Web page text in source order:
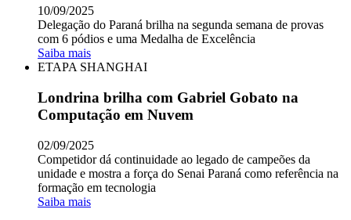
10/09/2025
Delegação do Paraná brilha na segunda semana de provas
com 6 pódios e uma Medalha de Excelência
Saiba mais
ETAPA SHANGHAI
Londrina brilha com Gabriel Gobato na
Computação em Nuvem
02/09/2025
Competidor dá continuidade ao legado de campeões da
unidade e mostra a força do Senai Paraná como referência na
formação em tecnologia
Saiba mais